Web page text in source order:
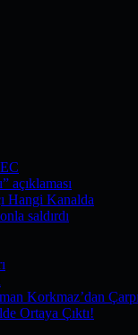
açıklaması
Hangi Kanalda
saldırdı
Korkmaz’dan
Ortaya Çıktı!